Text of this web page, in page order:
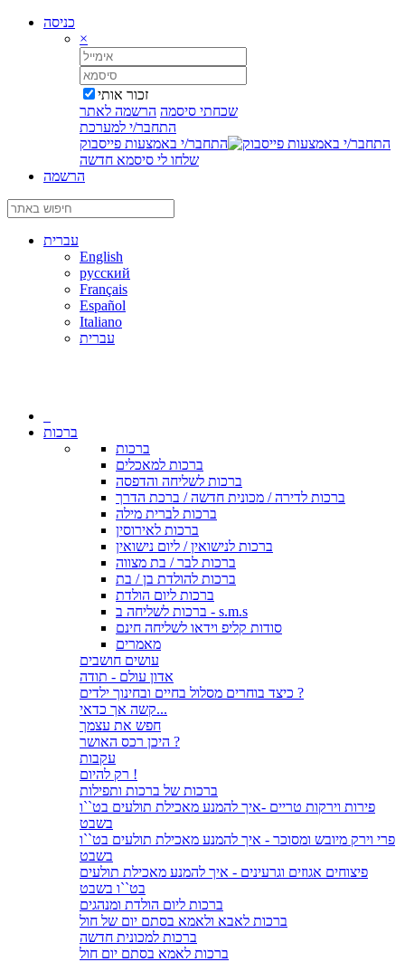
כניסה
×
זכור אותי
שכחתי סיסמה הרשמה לאתר
התחבר/י למערכת
התחבר/י באמצעות פייסבוק
שלחו לי סיסמא חדשה
הרשמה
עברית
English
русский
Français
Español
Italiano
עברית
ברכות
ברכות
ברכות למאכלים
ברכות לשליחה והדפסה
ברכות לדירה / מכונית חדשה / ברכת הדרך
ברכות לברית מילה
ברכות לאירוסין
ברכות לנישואין / ליום נישואין
ברכות לבר / בת מצווה
ברכות להולדת בן / בת
ברכות ליום הולדת
ברכות לשליחה ב - s.m.s
סודות קליפ וידאו לשליחה חינם
מאמרים
עושים חושבים
אדון עולם - תודה
כיצד בוחרים מסלול בחיים ובחינוך ילדים ?
קשה אך כדאי...
חפש את עצמך
היכן רכס האושר ?
עקבות
רק להיום !
ברכות של ברכות ותפילות
פירות וירקות טריים -איך להמנע מאכילת תולעים בט``ו
בשבט
פרי וירק מיובש ומסוכר - איך להמנע מאכילת תולעים בט``ו
בשבט
פיצוחים אגוזים וגרעינים - איך להמנע מאכילת תולעים
בט``ו בשבט
ברכות ליום הולדת ומנהגים
ברכות לאבא ולאמא בסתם יום של חול
ברכות למכונית חדשה
ברכות לאמא בסתם יום חול